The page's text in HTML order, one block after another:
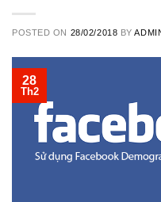
POSTED ON 28/02/2018 BY
28
Th2